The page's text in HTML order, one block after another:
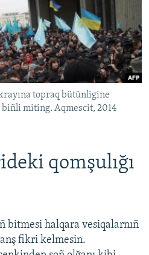
topraq bütünligine
miting. Aqmescit, 2014
qomşulığı
bitmesi halqara vesiqalarnıñ
fikri kelmesin.